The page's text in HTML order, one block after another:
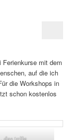
Ferienkurse mit dem
auf die ich
die Workshops in
schon kostenlos